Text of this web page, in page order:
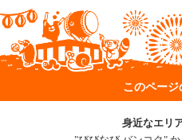
このペー
身近なエリ